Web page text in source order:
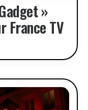
»
France TV